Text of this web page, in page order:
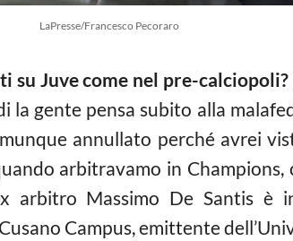
LaPresse/Francesco Pecoraro
su Juve come nel pre-calciopoli?
gente pensa subito alla
annullato perché avrei
arbitravamo in
arbitro Massimo De Santis è
Campus, emittente